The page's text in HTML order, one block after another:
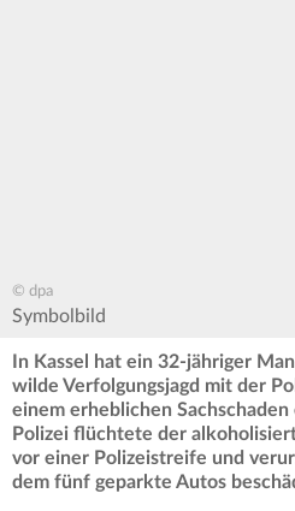
© dpa
Symbolbild
In Kassel hat ein 32-jähriger
wilde Verfolgungsjagd mit der
einem erheblichen
Polizei flüchtete der
vor einer Polizeistreife und
dem fünf geparkte Autos